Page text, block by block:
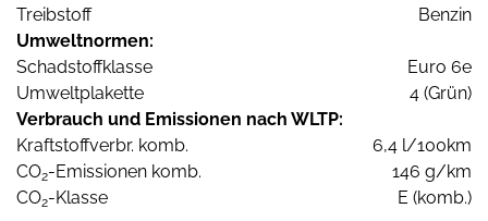
Treibstoff
Benzin
Umweltnormen:
Schadstoffklasse
Euro 6e
Umweltplakette
4 (Grün)
Verbrauch und Emissionen nach WLTP:
Kraftstoffverbr. komb.
6,4 l/100km
CO2-Emissionen komb.
146 g/km
CO2-Klasse E (komb.)